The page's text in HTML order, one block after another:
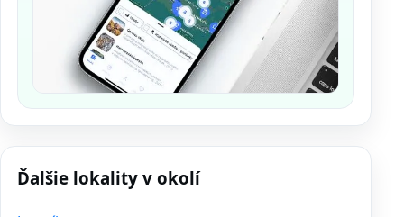
Ďalšie lokality v okolí